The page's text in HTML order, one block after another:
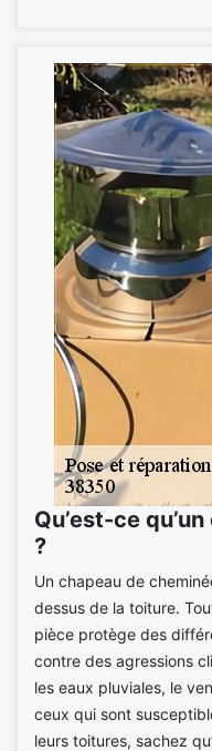
Qu’est-ce
?
Un chapeau de
dessus de la toiture.
pièce protège des
contre des agressions
les eaux pluviales, le
ceux qui sont
leurs toitures, sachez